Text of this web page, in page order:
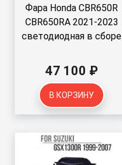
Фара Honda CBR650R
CBR650RA 2021-2023
светодиодная в сборе
47 100 ₽
В КОРЗИНУ